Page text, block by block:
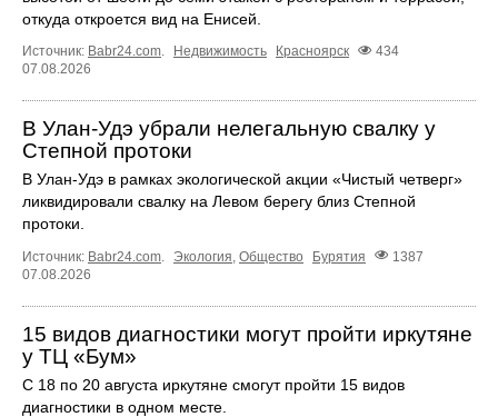
откуда откроется вид на Енисей.
Источник: Babr24.com. Недвижимость Красноярск
434
07.08.2026
В Улан-Удэ убрали нелегальную свалку у
Степной протоки
В Улан-Удэ в рамках экологической акции «Чистый четверг»
ликвидировали свалку на Левом берегу близ Степной
протоки.
Источник: Babr24.com Экология Общество Бурятия
1387
07.08.2026
15 видов диагностики могут пройти иркутяне
у ТЦ «Бум»
С 18 по 20 августа иркутяне смогут пройти 15 видов
диагностики в одном месте.